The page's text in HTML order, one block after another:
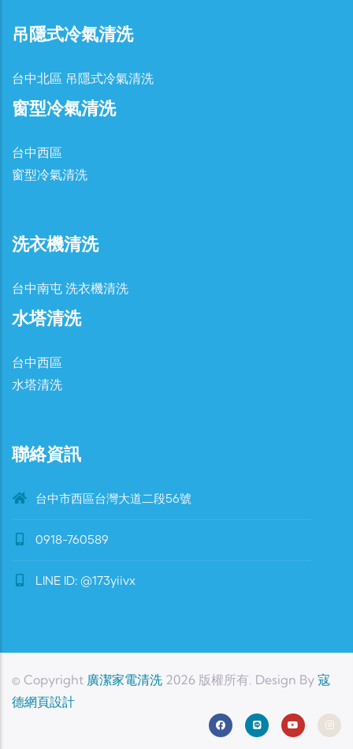
吊隱式冷氣清洗
台中北區 吊隱式冷氣清洗
窗型冷氣清洗
台中西區
窗型冷氣清洗
洗衣機清洗
台中南屯 洗衣機清洗
水塔清洗
台中西區
水塔清洗
聯絡資訊
台中市西區台灣大道二段56號
0918-760589
LINE ID: @173yiivx
© Copyright 廣潔家電清洗 2026 版權所有. Design By 寇
德網頁設計